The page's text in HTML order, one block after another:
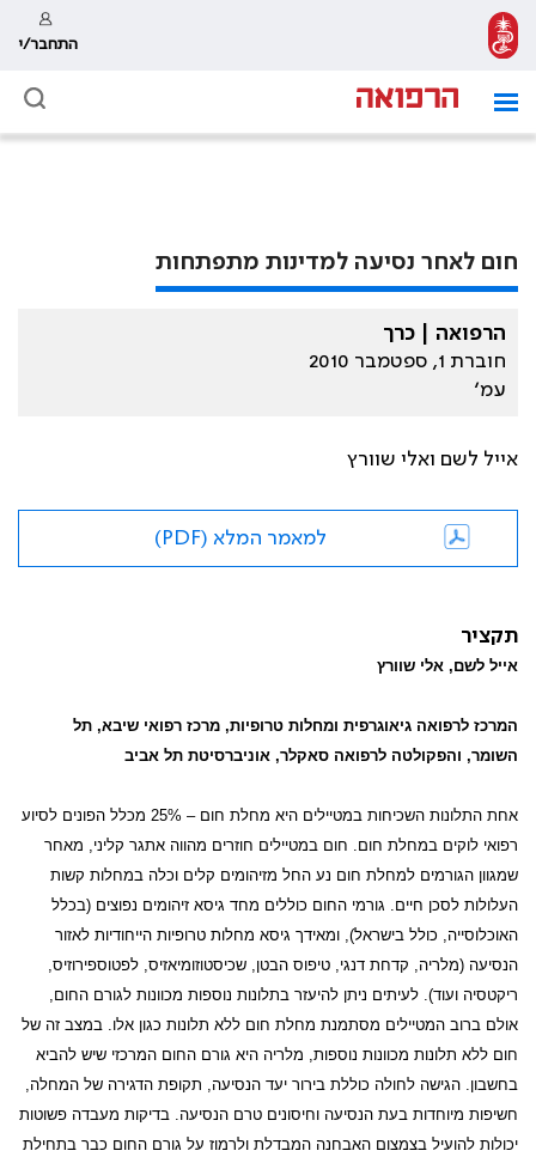
התחבר/י
חום לאחר נסיעה למדינות מתפתחות
הרפואה | כרך
חוברת 1, ספטמבר 2010
עמ׳
אייל לשם ואלי שוורץ
למאמר המלא (PDF)
תקציר
אייל לשם, אלי שוורץ
המרכז לרפואה גיאוגרפית ומחלות טרופיות, מרכז רפואי שיבא, תל
השומר, והפקולטה לרפואה סאקלר, אוניברסיטת תל אביב
אחת התלונות השכיחות במטיילים היא מחלת חום – 25% מכלל הפונים לסיוע
רפואי לוקים במחלת חום. חום במטיילים חוזרים מהווה אתגר קליני, מאחר
שמגוון הגורמים למחלת חום נע החל מזיהומים קלים וכלה במחלות קשות
העלולות לסכן חיים. גורמי החום כוללים מחד גיסא זיהומים נפוצים (בכלל
האוכלוסייה, כולל בישראל), ומאידך גיסא מחלות טרופיות הייחודיות לאזור
הנסיעה (מלריה, קדחת דנגי, טיפוס הבטן, שכיסטוזומיאזיס, לפטוספירוזיס,
ריקטסיה ועוד). לעיתים ניתן להיעזר בתלונות נוספות מכוונות לגורם החום,
אולם ברוב המטיילים מסתמנת מחלת חום ללא תלונות כגון אלו. במצב זה של
חום ללא תלונות מכוונות נוספות, מלריה היא גורם החום המרכזי שיש להביא
בחשבון. הגישה לחולה כוללת בירור יעד הנסיעה, תקופת הדגירה של המחלה,
חשיפות מיוחדות בעת הנסיעה וחיסונים טרם הנסיעה. בדיקות מעבדה פשוטות
יכולות להועיל בצמצום האבחנה המבדלת ולרמוז על גורם החום כבר בתחילת